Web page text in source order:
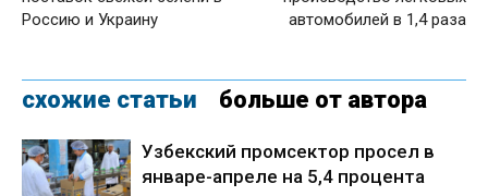
Россию и Украину
автомобилей в 1,4 раза
схожие статьи больше от автора
Узбекский промсектор просел в
январе-апреле на 5,4 процента